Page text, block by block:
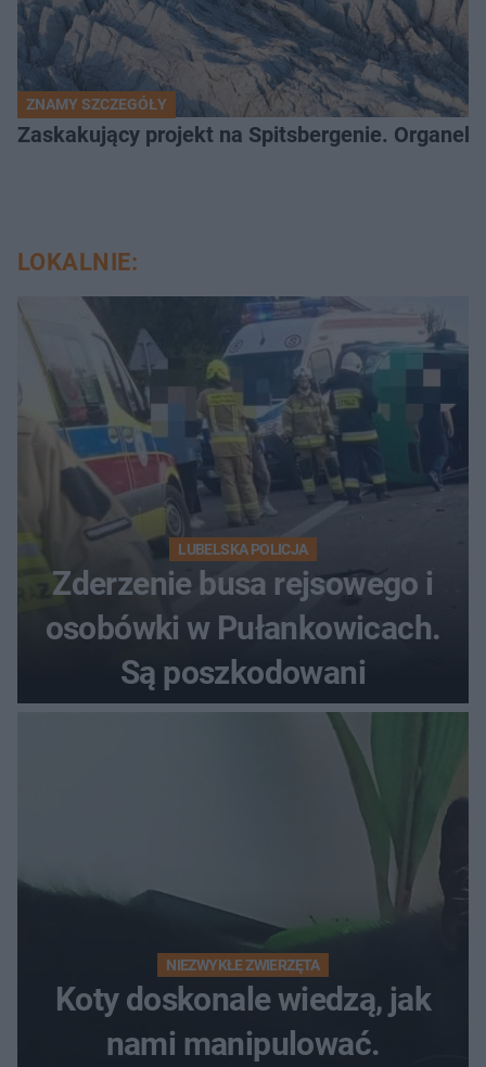
ZNAMY SZCZEGÓŁY
Zaskakujący projekt na Spitsbergenie.
LOKALNIE:
LUBELSKA POLICJA
Zderzenie busa rejsowego i
osobówki w Pułankowicach.
Są poszkodowani
NIEZWYKŁE ZWIERZĘTA
Koty doskonale wiedzą, jak
nami manipulować.